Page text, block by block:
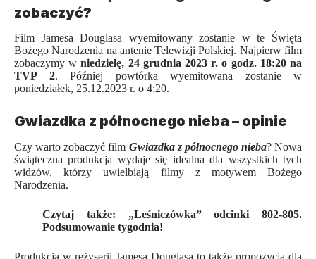
zobaczyć?
Film Jamesa Douglasa wyemitowany zostanie w te Święta
Bożego Narodzenia na antenie Telewizji Polskiej. Najpierw film
zobaczymy w niedzielę, 24 grudnia 2023 r. o godz. 18:20 na
TVP 2. Później powtórka wyemitowana zostanie w
poniedziałek, 25.12.2023 r. o 4:20.
Gwiazdka z północnego nieba – opinie
Czy warto zobaczyć film Gwiazdka z północnego nieba? Nowa
świąteczna produkcja wydaje się idealna dla wszystkich tych
widzów, którzy uwielbiają filmy z motywem Bożego
Narodzenia.
Czytaj także: „Leśniczówka” odcinki 802-805.
Podsumowanie tygodnia!
Produkcja w reżyserii Jamesa Douglasa to także propozycja dla